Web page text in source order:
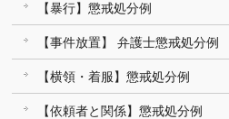
【暴行】懲戒処分例
【事件放置】 弁護士懲戒処分例
【横領・着服】懲戒処分例
【依頼者と関係】懲戒処分例